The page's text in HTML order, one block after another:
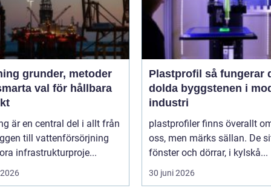
metoder
val för hållbara
är en central del i allt från
till vattenförsörjning
infrastrukturproje...
Plastprofil så fungerar den
dolda byggstenen i
industri
plastprofiler finns överallt
oss, men märks sällan. De
fönster och dörrar, i kylskå...
30 juni 2026